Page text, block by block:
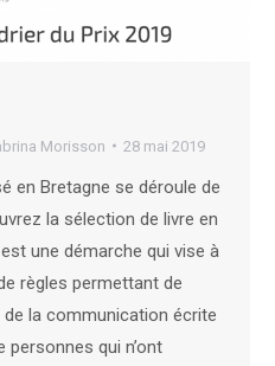
Morisson 28 mai 2019
en Bretagne se déroule de
la sélection de livre en
une démarche qui vise à
règles permettant de
la communication écrite
personnes qui n’ont